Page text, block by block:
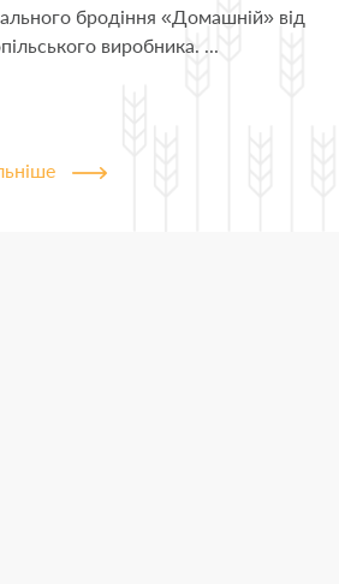
бродіння «Домашній» від
виробника. ...